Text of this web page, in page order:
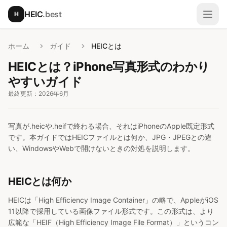
メインコンテンツへスキップ
H HEIC.best
メニ
ホーム ガイド HEICとは
HEICとは？iPhone写真形式のわかり
やすいガイド
最終更新：2026年6月
写真が.heicや.heifで終わる場合、それはiPhoneのApple既定形式
です。本ガイドではHEICファイルとは何か、JPG・JPEGとの違
い、WindowsやWebで開けないときの対処を説明します。
HEICとは何か
HEICは「High Efficiency Image Container」の略で、AppleがiOS
11以降で採用している画像ファイル形式です。この形式は、より
広範な「HEIF（High Efficiency Image File Format）」というコン